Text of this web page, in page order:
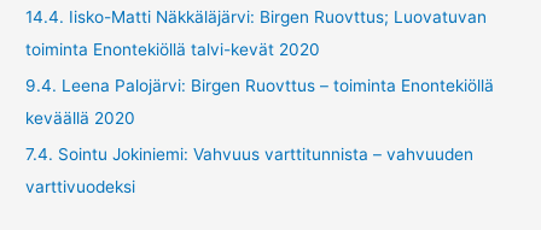
14.4. Iisko-Matti Näkkäläjärvi: Birgen Ruovttus; Luovatuvan
toiminta Enontekiöllä talvi-kevät 2020
9.4. Leena Palojärvi: Birgen Ruovttus – toiminta Enontekiöllä
keväällä 2020
7.4. Sointu Jokiniemi: Vahvuus varttitunnista – vahvuuden
varttivuodeksi